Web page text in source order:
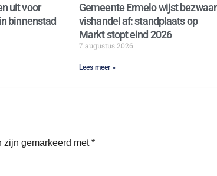
uit voor
binnenstad
Gemeente Ermelo wijst bezwaar
vishandel af: standplaats op
Markt stopt eind 2026
7 augustus 2026
Lees meer »
zijn gemarkeerd met*